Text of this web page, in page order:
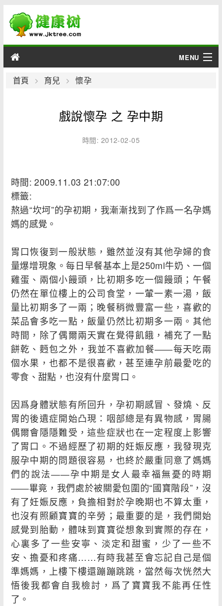
MENU
男性
綜合
疾病
首頁 育兒 懷孕
戲說懷孕 之 孕中期
時間: 2012-02-05
時間: 2009.11.03 21:07:00
標籤:
熬過“坎坷”的孕初期，我漸漸找到了作爲一名孕媽
媽的感覺。
胃口恢復到一般狀態，雖然並沒有其他孕婦的食
量爆增現象。每日早餐基本上是250ml牛奶、一個
雞蛋、兩個小饅頭，比初期多吃一個饅頭；午餐
仍然在單位樓上的公司食堂，一葷一素一湯，飯
量比初期多了一兩；晚餐稍微豐富一些，喜歡的
菜品會多吃一點，飯量仍然比初期多一兩。其他
時間，除了偶爾兩天實在覺得飢餓，補充了一點
餅乾、麪包之外，我並不喜歡加餐――每天吃兩
個水果，也都不是很喜歡，甚至連孕前最愛吃的
零食、甜點，也沒有什麼胃口。
因爲身體狀態有所回升，孕初期感冒、發燒、反
胃的後遺症開始凸現：咽部總是有異物感，胃腸
偶爾會隱隱難受，這些症狀也在一定程度上影響
了胃口。不過經歷了初期的妊娠反應，我發現克
服孕中期的問題很容易，也終於嚴重同意了媽媽
們的說法――孕中期是女人最幸福無憂的時期
――畢竟，我們處於被關愛包圍的“國寶階段”，沒
有了妊娠反應，負擔相對於孕晚期也不算太重，
也沒有照顧寶寶的辛勞；最重要的是，我們開始
感覺到胎動，體味到寶寶從想象到實際的存在，
心裏多了一些安寧、淡定和甜蜜，少了一些不
安、擔憂和疼痛……有時我甚至會忘記自己是個
準媽媽，上樓下樓還蹦蹦跳跳，當然每次恍然大
悟後我都會自我檢討，爲了寶寶我不能再任性
了。